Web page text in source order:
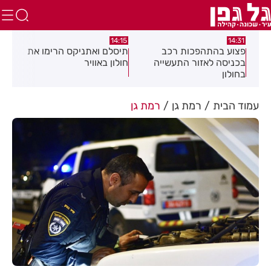
14:15
תיסלם ואתניקס הרימו את
חולון באוויר
13:05
פצוע בתאונת אופנוע במרכז
חולון
עמוד הבית רמת גן רמת גן